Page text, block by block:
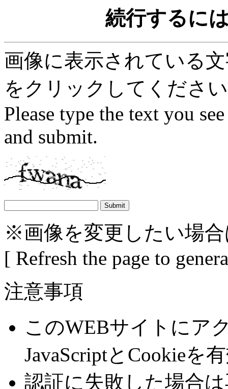
続行するに
画像に表示されている
をクリックしてくださ
Please type the text you
and submit.
※画像を変更したい場
[ Refresh the page to
注意事項
このWEBサイトにア
JavaScriptとCookieを
認証に失敗した場合